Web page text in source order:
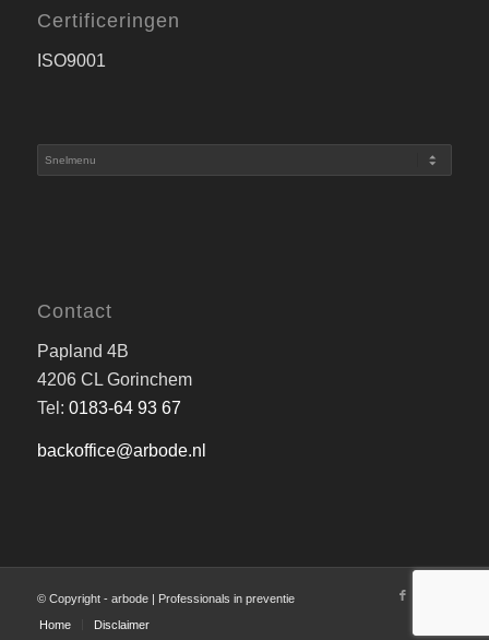
Certificeringen
ISO9001
Contact
Papland 4B
4206 CL Gorinchem
Tel: 0183-64 93 67
backoffice@arbode.nl
© Copyright - arbode | Professionals in preventie
Home
Disclaimer